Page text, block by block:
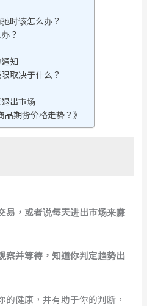
时该怎么办？
？
知
取决于什么？
出市场
期货价格走势？》
易，或者说每天进出市场来赚
察并等待，知道你判定趋势出
健康，并有助于你的判断，